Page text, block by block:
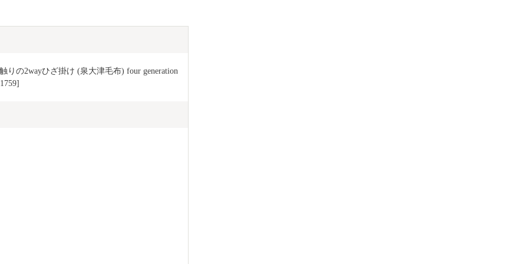
りの2wayひざ掛け (泉大津毛布) four generation